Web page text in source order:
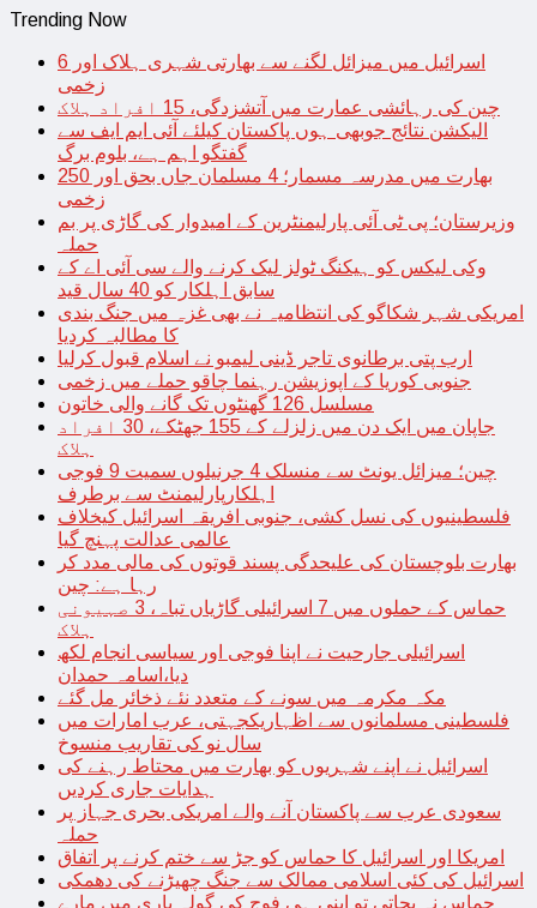
Trending Now
اسرائیل میں میزائل لگنے سے بھارتی شہری ہلاک اور 6
زخمی
چین کی رہائشی عمارت میں آتشزدگی، 15 افراد ہلاک
الیکشن نتائج جوبھی ہوں پاکستان کیلئے آئی ایم ایف سے
گفتگو اہم ہے، بلوم برگ
بھارت میں مدرسہ مسمار؛ 4 مسلمان جاں بحق اور 250
زخمی
وزیرستان؛ پی ٹی آئی پارلیمنٹرین کے امیدوار کی گاڑی پر بم
حملہ
وکی لیکس کو ہیکنگ ٹولز لیک کرنے والے سی آئی اے کے
سابق اہلکار کو 40 سال قید
امریکی شہر شکاگو کی انتظامیہ نے بھی غزہ میں جنگ بندی
کا مطالبہ کردیا
ارب پتی برطانوی تاجر ڈینی لیمبو نے اسلام قبول کرلیا
جنوبی کوریا کے اپوزیشن رہنما چاقو حملے میں زخمی
مسلسل 126 گھنٹوں تک گانے والی خاتون
جاپان میں ایک دن میں زلزلے کے 155 جھٹکے، 30 افراد
ہلاک
چین؛ میزائل یونٹ سے منسلک 4 جرنیلوں سمیت 9 فوجی
اہلکارپارلیمنٹ سے برطرف
فلسطینیوں کی نسل کشی، جنوبی افریقہ اسرائیل کیخلاف
عالمی عدالت پہنچ گیا
بھارت بلوچستان کی علیحدگی پسند قوتوں کی مالی مدد کر
رہا ہے: چین
حماس کے حملوں میں 7 اسرائیلی گاڑیاں تباہ، 3 صہیونی
ہلاک
اسرائیلی جارحیت نے اپنا فوجی اور سیاسی انجام لکھ
دیا،اسامہ حمدان
مکہ مکرمہ میں سونے کے متعدد نئے ذخائر مل گئے
فلسطینی مسلمانوں سے اظہاریکجہتی، عرب امارات میں
سال نو کی تقاریب منسوخ
اسرائیل نے اپنے شہریوں کو بھارت میں محتاط رہنے کی
ہدایات جاری کردیں
سعودی عرب سے پاکستان آنے والے امریکی بحری جہاز پر
حملہ
امریکا اور اسرائیل کا حماس کو جڑ سے ختم کرنے پر اتفاق
اسرائیل کی کئی اسلامی ممالک سے جنگ چھیڑنے کی دھمکی
حماس نہ بچاتی تو اپنی ہی فوج کی گولہ باری میں مارے